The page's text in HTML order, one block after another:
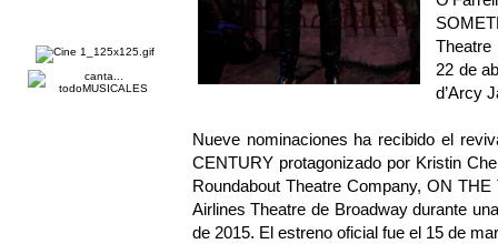
22 de
d’Arcy
Nueve nominaciones ha recibido el
CENTURY protagonizado por Kristin
Roundabout Theatre Company, ON
Airlines Theatre de Broadway durante
de 2015. El estreno oficial fue el 15 de